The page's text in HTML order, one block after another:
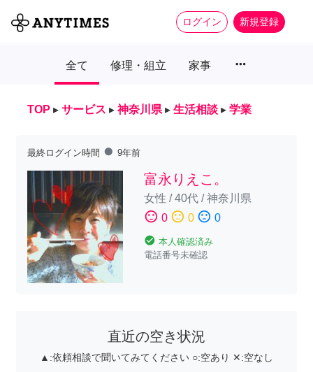
ログイン 新規登録
全て 修理・組立 家事 more_horiz
TOP ▸ サービス ▸ 神奈川県 ▸ 生活相談 ▸ 学業
最終ログイン時間 fiber_manual_record 9年前
富永りえこ。
女性 /40代/神奈川県
sentiment_satisfied 0 sentiment_neutral 0 sentiment_dissatisfied 0
check_circle 本人確認済み
電話番号未確認
直近の空き状況
▲:依頼相談で聞いてみてください ○:空あり ✕:空なし